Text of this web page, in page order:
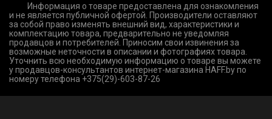
Информация о товаре предоставлена для ознакомления
и не является публичной офертой. Производители оставляют
за собой право изменять внешний вид, характеристики и
комплектацию товара, предварительно не уведомляя
продавцов и потребителей. Приносим свои извинения за
возможные неточности в описании и фотографиях товара.
Уточнить всю необходимую информацию о товаре вы можете
у продавцов-консультантов интернет-магазина HAFF.by по
номеру телефона +375(29)-603-87-26